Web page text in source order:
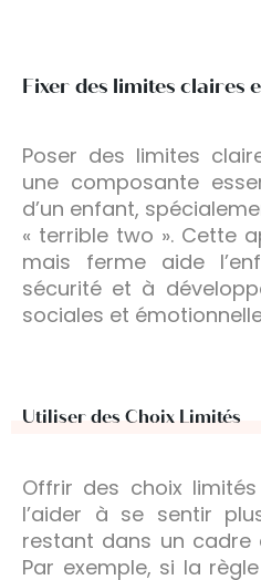
Fixer des limites claires
Poser des limites
une composante
d’un enfant,
« terrible two ». Cette
mais ferme aide
sécurité et à
sociales et
Utiliser des Choix Limités
Offrir des choix
l’aider à se sentir
restant dans un cadre
Par exemple, si la